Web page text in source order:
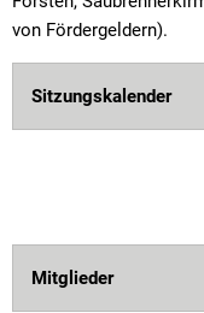
von Fördergeldern).
Sitzungskalender
Mitglieder